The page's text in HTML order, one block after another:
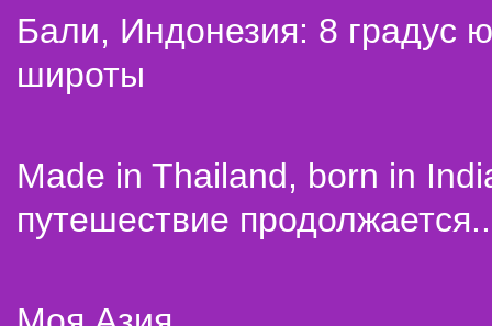
Бали, Индонезия: 8 градус
широты
Made in Thailand, born in
путешествие